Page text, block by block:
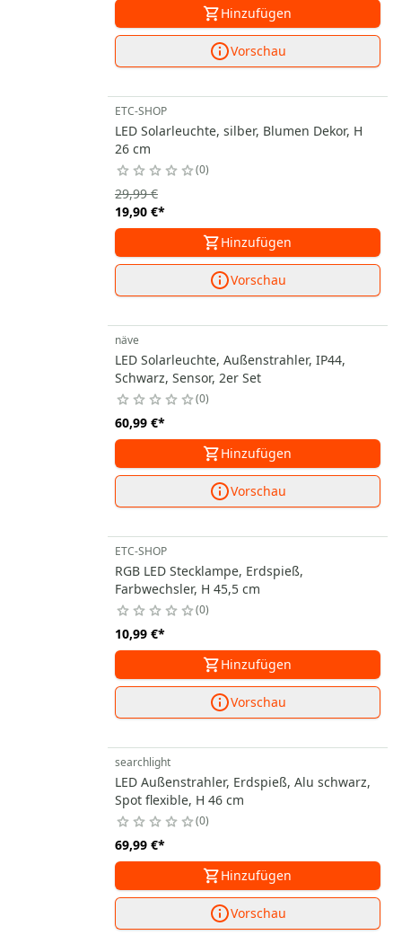
Hinzufügen
Vorschau
ETC-SHOP
LED Solarleuchte, silber, Blumen Dekor, H
26 cm
0
19,90 €*
29,99 €
Hinzufügen
Vorschau
näve
LED Solarleuchte, Außenstrahler, IP44,
Schwarz, Sensor, 2er Set
0
60,99 €*
Hinzufügen
Vorschau
ETC-SHOP
RGB LED Stecklampe, Erdspieß,
Farbwechsler, H 45,5 cm
0
10,99 €*
Hinzufügen
Vorschau
searchlight
LED Außenstrahler, Erdspieß, Alu schwarz,
Spot flexible, H 46 cm
0
69,99 €*
Hinzufügen
Vorschau